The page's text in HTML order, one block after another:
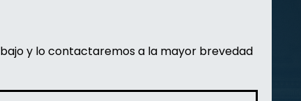
y lo contactaremos a la mayor brevedad